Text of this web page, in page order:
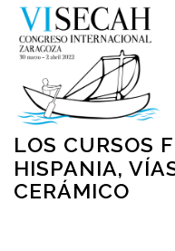
Saltar
contenido
LOS CURSOS
HISPANIA,
CERÁMICO